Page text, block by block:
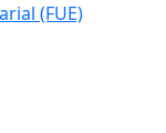
(FUE)